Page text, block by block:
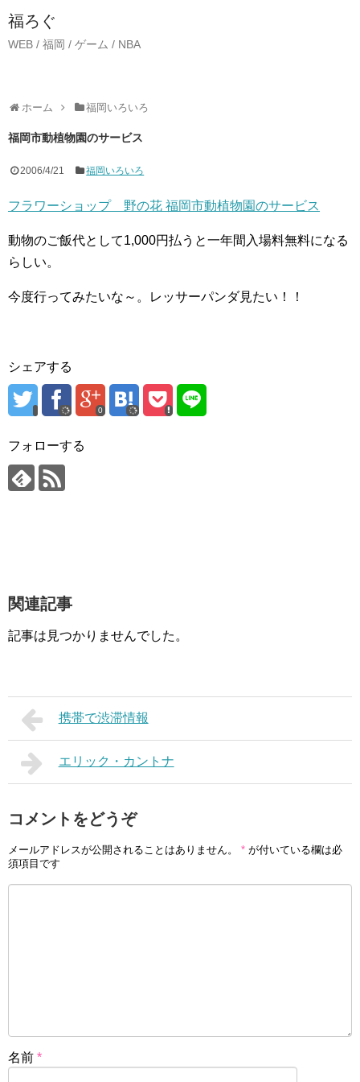
福ろぐ
WEB / 福岡 / ゲーム / NBA
ホーム 福岡いろいろ
福岡市動植物園のサービス
2006/4/21 福岡いろいろ
フラワーショップ 野の花 福岡市動植物園のサービス
動物のご飯代として1,000円払うと一年間入場料無料になる
らしい。
今度行ってみたいな～。レッサーパンダ見たい！！
シェアする
0
フォローする
関連記事
記事は見つかりませんでした。
携帯で渋滞情報
エリック・カントナ
コメントをどうぞ
メールアドレスが公開されることはありません。 * が付いている欄は必
須項目です
名前 *